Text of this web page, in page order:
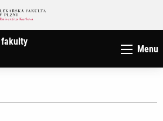
fakulty
Menu